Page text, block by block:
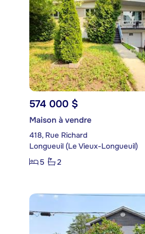
574 000 $
Maison à vendre
418, Rue Richard
Longueuil (Le Vieux-Longueuil)
5
2